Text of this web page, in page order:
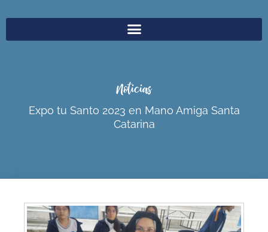
Noticias
Expo tu Santo 2023 en Mano Amiga Santa
Catarina